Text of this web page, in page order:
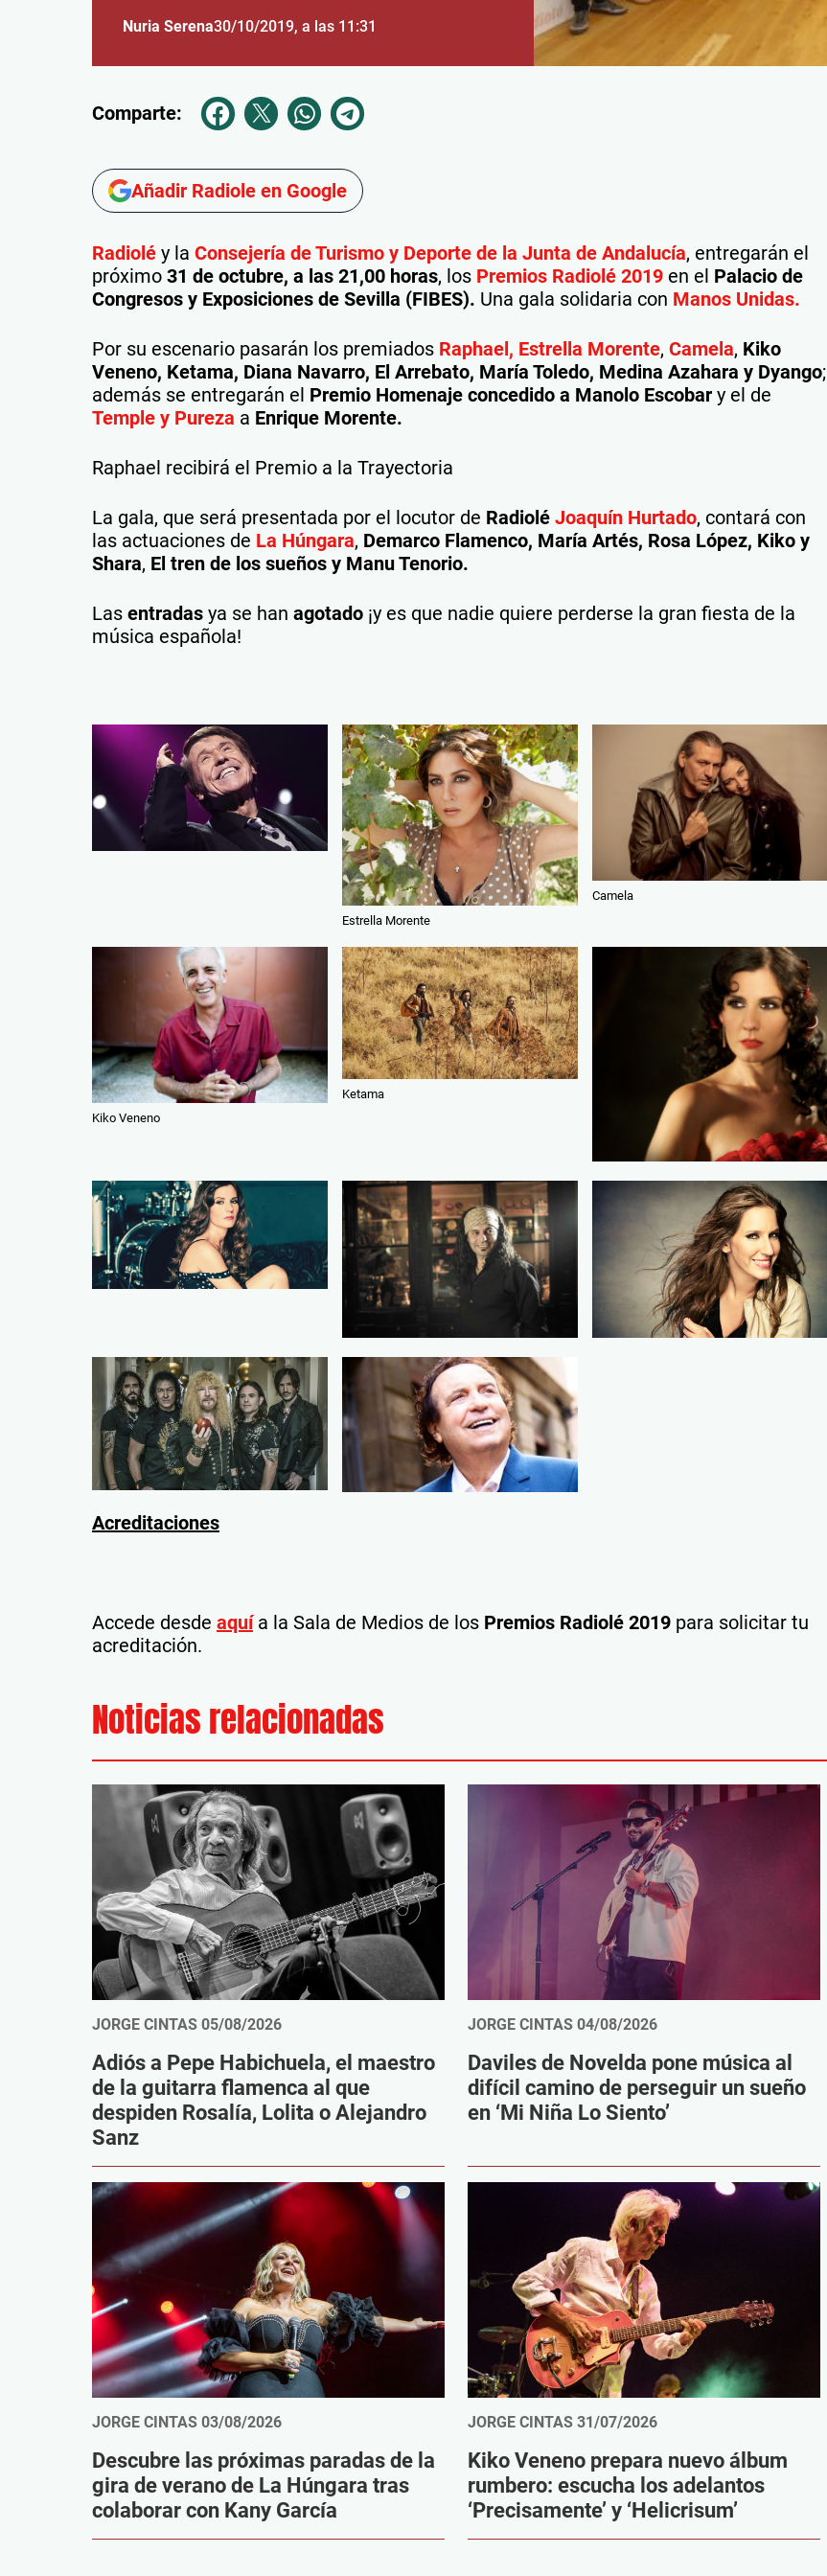
Nuria Serena30/10/2019, a las 11:31
Comparte:
Añadir Radiole en Google
Radiolé y la Consejería de Turismo y Deporte de la Junta de Andalucía, entregarán el
próximo 31 de octubre, a las 21,00 horas, los Premios Radiolé 2019 en el Palacio de
Congresos y Exposiciones de Sevilla (FIBES). Una gala solidaria con Manos Unidas.
Por su escenario pasarán los premiados Raphael, Estrella Morente, Camela, Kiko
Veneno, Ketama, Diana Navarro, El Arrebato, María Toledo, Medina Azahara y Dyango;
además se entregarán el Premio Homenaje concedido a Manolo Escobar y el de
Temple y Pureza a Enrique Morente.
Raphael recibirá el Premio a la Trayectoria
La gala, que será presentada por el locutor de Radiolé Joaquín Hurtado, contará con
las actuaciones de La Húngara, Demarco Flamenco, María Artés, Rosa López, Kiko y
Shara, El tren de los sueños y Manu Tenorio.
Las entradas ya se han agotado ¡y es que nadie quiere perderse la gran fiesta de la
música española!
Estrella Morente
Camela
Kiko Veneno
Ketama
Acreditaciones
Accede desde aquía la Sala de Medios de los Premios Radiolé 2019 para solicitar tu
acreditación.
Noticias relacionadas
JORGE CINTAS 05/08/2026
Adiós a Pepe Habichuela, el maestro
de la guitarra flamenca al que
despiden Rosalía, Lolita o Alejandro
Sanz
JORGE CINTAS 04/08/2026
Daviles de Novelda pone música al
difícil camino de perseguir un sueño
en ‘Mi Niña Lo Siento’
JORGE CINTAS 03/08/2026
Descubre las próximas paradas de la
gira de verano de La Húngara tras
colaborar con Kany García
JORGE CINTAS 31/07/2026
Kiko Veneno prepara nuevo álbum
rumbero: escucha los adelantos
‘Precisamente’ y ‘Helicrisum’